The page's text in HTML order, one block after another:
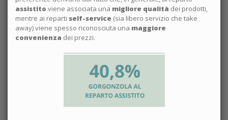
assistito viene associata una migliore qualità dei prodotti,
mentre ai reparti self-service (sia libero servizio che take
away) viene spesso riconosciuta una maggiore
convenienza dei prezzi.